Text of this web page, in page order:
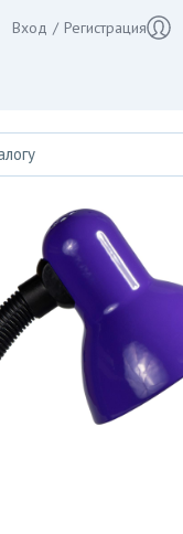
Вход / Регистрация